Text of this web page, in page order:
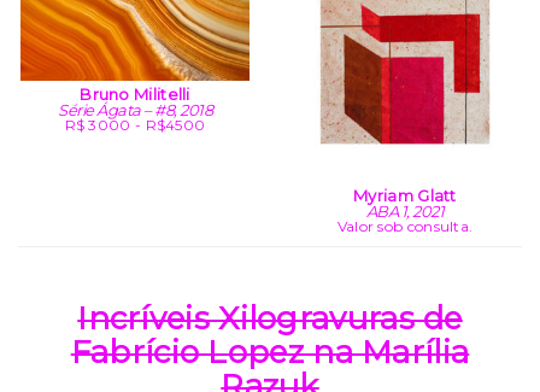
Bruno Militelli
Série Ágata – #8, 2018
R$ 3000 - R$4500
Myriam Glatt
ABA 1, 2021
Valor sob consulta.
Incríveis Xilogravuras de
Fabrício Lopez na Marília